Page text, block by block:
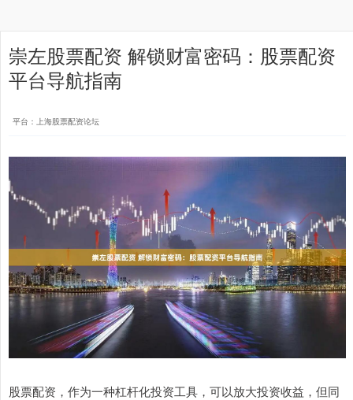
崇左股票配资 解锁财富密码：股票配资
平台导航指南
平台：上海股票配资论坛
股票配资，作为一种杠杆化投资工具，可以放大投资收益，但同